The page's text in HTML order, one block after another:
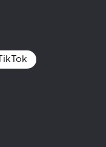
TikTok